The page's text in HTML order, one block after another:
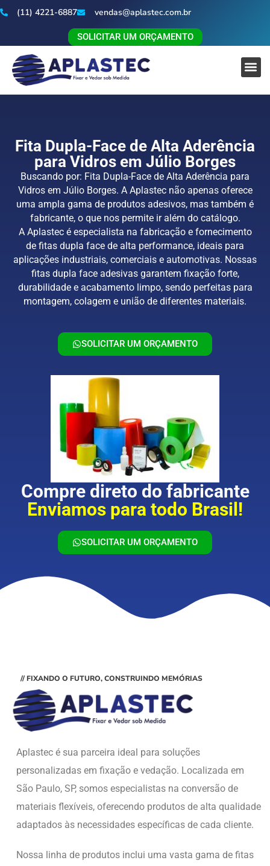
(11) 4221-6887 vendas@aplastec.com.br
SOLICITAR UM ORÇAMENTO
Fita Dupla-Face de Alta Aderência
para Vidros em Júlio Borges
Buscando por: Fita Dupla-Face de Alta Aderência para
Vidros em Júlio Borges. A Aplastec não apenas oferece
uma ampla gama de produtos adesivos, mas também é
fabricante, o que nos permite ir além do catálogo.
A Aplastec é especialista na fabricação e fornecimento
de fitas dupla face de alta performance, ideais para
aplicações industriais, comerciais e automotivas. Nossas
fitas dupla face adesivas garantem fixação forte,
durabilidade e acabamento limpo, sendo perfeitas para
montagem, colagem e união de diferentes materiais.
SOLICITAR UM ORÇAMENTO
Compre direto do fabricante
Enviamos para todo Brasil!
SOLICITAR UM ORÇAMENTO
// FIXANDO O FUTURO, CONSTRUINDO MEMÓRIAS
Aplastec é sua parceira ideal para soluções
personalizadas em fixação e vedação. Localizada em
São Paulo, SP, somos especialistas na conversão de
materiais flexíveis, oferecendo produtos de alta qualidade
adaptados às necessidades específicas de cada cliente.
Nossa linha de produtos inclui uma vasta gama de fitas